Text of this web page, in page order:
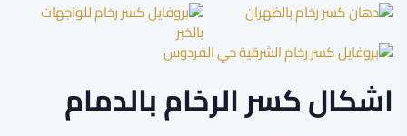
اشكال كسر الرخام بالدمام